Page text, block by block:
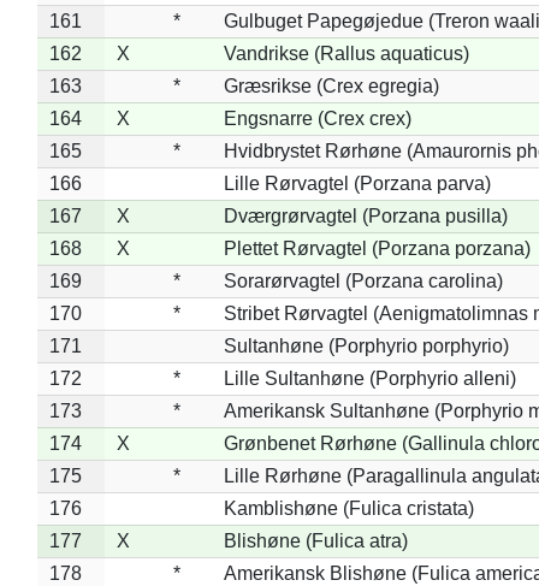
161
*
Gulbuget Papegøjedue (Treron
162
X
Vandrikse (Rallus aquaticus)
163
*
Græsrikse (Crex egregia)
164
X
Engsnarre (Crex crex)
165
*
Hvidbrystet Rørhøne (Amaurornis
166
Lille Rørvagtel (Porzana parva)
167
X
Dværgrørvagtel (Porzana pusilla)
168
X
Plettet Rørvagtel (Porzana porzana)
169
*
Sorarørvagtel (Porzana carolina)
170
*
Stribet Rørvagtel (Aenigmatolimnas
171
Sultanhøne (Porphyrio porphyrio)
172
*
Lille Sultanhøne (Porphyrio alleni)
173
*
Amerikansk Sultanhøne (Porphyrio
174
X
Grønbenet Rørhøne (Gallinula
175
*
Lille Rørhøne (Paragallinula
176
Kamblishøne (Fulica cristata)
177
X
Blishøne (Fulica atra)
178
*
Amerikansk Blishøne (Fulica